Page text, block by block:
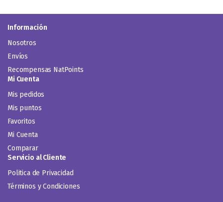
Información
Nosotros
Envíos
Recompensas NatPoints
Mi Cuenta
Mis pedidos
Mis puntos
Favoritos
Mi Cuenta
Comparar
Servicio al Cliente
Politica de Privacidad
Términos y Condiciones